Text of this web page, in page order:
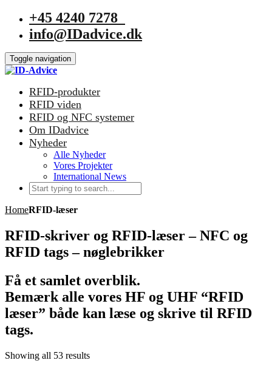
+45 4240 7278
info@IDadvice.dk
Toggle navigation
RFID-produkter
RFID viden
RFID og NFC systemer
Om IDadvice
Nyheder
Alle Nyheder
Vores Projekter
International News
HomeRFID-læser
RFID-skriver og RFID-læser – NFC og
RFID tags – nøglebrikker
Få et samlet overblik.
Bemærk alle vores HF og UHF “RFID
læser” både kan læse og skrive til RFID
tags.
Showing all 53 results